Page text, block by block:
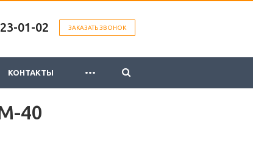
ЗАКАЗАТЬ ЗВОНОК
01-02
КОНТАКТЫ ...
40